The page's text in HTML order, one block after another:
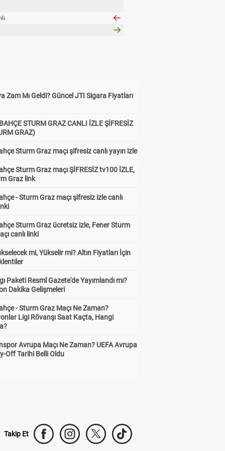
Zam Mı Geldi? Güncel JTI Sigara Fiyatları
STURM GRAZ CANLI İZLE ŞİFRESİZ
GRAZ)
Sturm Graz maçı şifresiz canlı yayın izle
Sturm Graz maçı ŞİFRESİZ tv100 İZLE,
Graz link
- Sturm Graz maçı şifresiz izle canlı
Sturm Graz ücretsiz izle, Fener Sturm
canlı linki
mi, Yükselir mi? Altın Fiyatları İçin
Paketi Resmî Gazete'de Yayımlandı mı?
Dakika Gelişmeleri
- Sturm Graz Maçı Ne Zaman?
Ligi Rövanşı Saat Kaçta, Hangi
Avrupa Maçı Ne Zaman? UEFA Avrupa
Off Tarihi Belli Oldu
Takip Et